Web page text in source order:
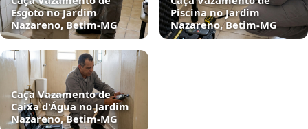
Esgoto no Jardim
Nazareno, Betim‑MG
Piscina no Jardim
Nazareno, Betim‑MG
Caça Vazamento de
Caixa d'Água no Jardim
Nazareno, Betim‑MG